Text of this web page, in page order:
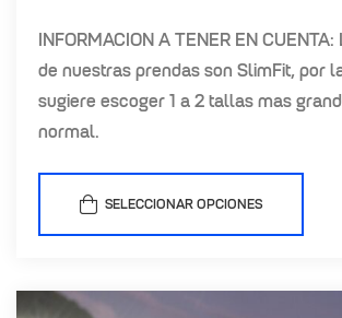
INFORMACION A TENER EN
de nuestras prendas son SlimFit, por
sugiere escoger 1 a 2 tallas mas
normal.
SELECCIONAR OPCIONES